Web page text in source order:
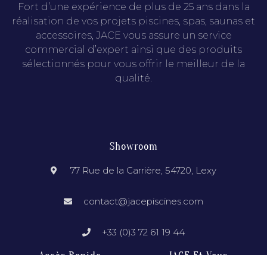
Fort d’une expérience de plus de 25 ans dans la
réalisation de vos projets piscines, spas, saunas et
accessoires, JACE vous assure un service
commercial d’expert ainsi que des produits
sélectionnés pour vous offrir le meilleur de la
qualité.
Showroom
77 Rue de la Carrière, 54720, Lexy
contact@jacepiscines.com
+33 (0)3 72 61 19 44